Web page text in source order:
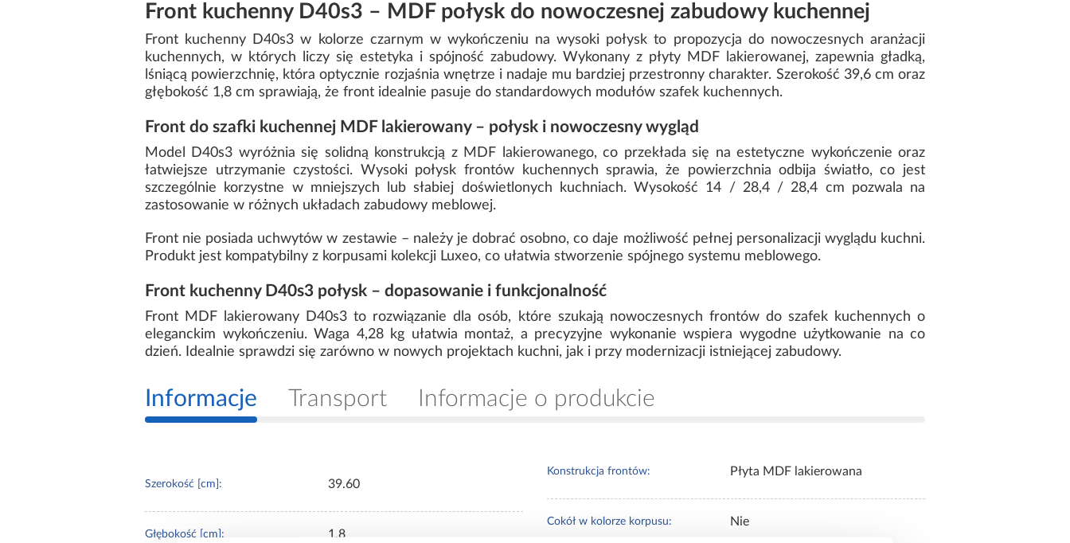
Front kuchenny D40s3 – MDF połysk do nowoczesnej zabudowy kuchennej
Front kuchenny D40s3 w kolorze czarnym w wykończeniu na wysoki połysk to propozycja do nowoczesnych aranżacji
kuchennych, w których liczy się estetyka i spójność zabudowy. Wykonany z płyty MDF lakierowanej, zapewnia gładką,
lśniącą powierzchnię, która optycznie rozjaśnia wnętrze i nadaje mu bardziej przestronny charakter. Szerokość 39,6 cm oraz
głębokość 1,8 cm sprawiają, że front idealnie pasuje do standardowych modułów szafek kuchennych.
Front do szafki kuchennej MDF lakierowany – połysk i nowoczesny wygląd
Model D40s3 wyróżnia się solidną konstrukcją z MDF lakierowanego, co przekłada się na estetyczne wykończenie oraz
łatwiejsze utrzymanie czystości. Wysoki połysk frontów kuchennych sprawia, że powierzchnia odbija światło, co jest
szczególnie korzystne w mniejszych lub słabiej doświetlonych kuchniach. Wysokość 14 / 28,4 / 28,4 cm pozwala na
zastosowanie w różnych układach zabudowy meblowej.
Front nie posiada uchwytów w zestawie – należy je dobrać osobno, co daje możliwość pełnej personalizacji wyglądu kuchni.
Produkt jest kompatybilny z korpusami kolekcji Luxeo, co ułatwia stworzenie spójnego systemu meblowego.
Front kuchenny D40s3 połysk – dopasowanie i funkcjonalność
Front MDF lakierowany D40s3 to rozwiązanie dla osób, które szukają nowoczesnych frontów do szafek kuchennych o
eleganckim wykończeniu. Waga 4,28 kg ułatwia montaż, a precyzyjne wykonanie wspiera wygodne użytkowanie na co
dzień. Idealnie sprawdzi się zarówno w nowych projektach kuchni, jak i przy modernizacji istniejącej zabudowy.
Informacje Transport Informacje o produkcie
Szerokość [cm]: 39.60
Głębokość [cm]: 1,8
Konstrukcja frontów: Płyta MDF lakierowana
Cokół w kolorze korpusu: Nie